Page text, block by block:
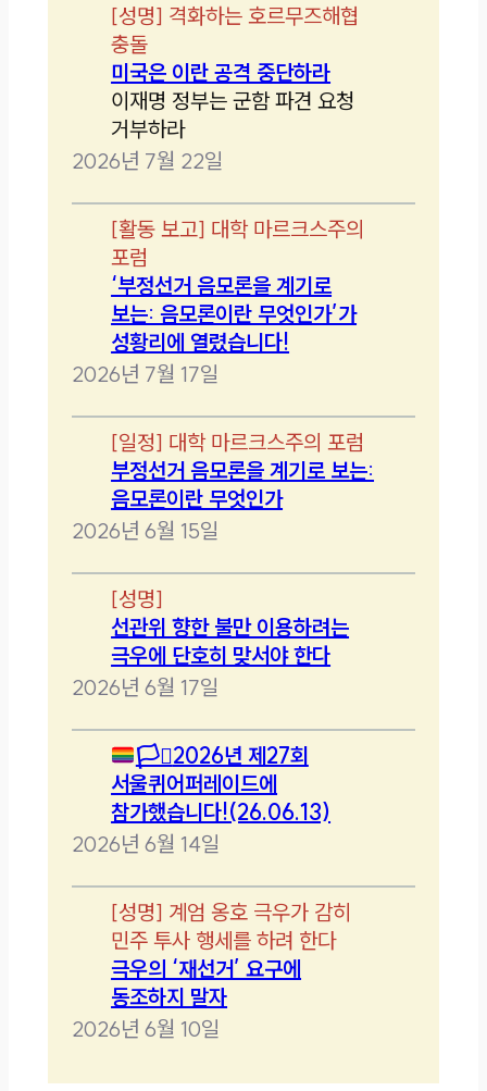
[성명] 격화하는 호르무즈해협
충돌
미국은 이란 공격 중단하라
이재명 정부는 군함 파견 요청
거부하라
2026년 7월 22일
[활동 보고] 대학 마르크스주의
포럼
‘부정선거 음모론을 계기로
보는: 음모론이란 무엇인가’가
성황리에 열렸습니다!
2026년 7월 17일
[일정] 대학 마르크스주의 포럼
부정선거 음모론을 계기로 보는:
음모론이란 무엇인가
2026년 6월 15일
[성명]
선관위 향한 불만 이용하려는
극우에 단호히 맞서야 한다
2026년 6월 17일
🏳️‍⚧️2026년 제27회
서울퀴어퍼레이드에
참가했습니다!(26.06.13)
2026년 6월 14일
[성명] 계엄 옹호 극우가 감히
민주 투사 행세를 하려 한다
극우의 ‘재선거’ 요구에
동조하지 말자
2026년 6월 10일